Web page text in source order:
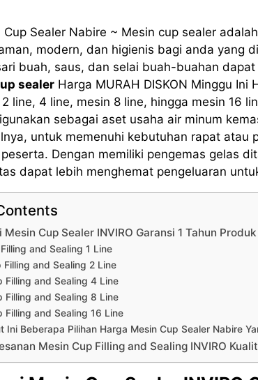
Cup Sealer Nabire ~ Mesin cup sealer
modern, dan higienis bagi anda yang
buah, saus, dan selai buah-buahan
sealer Harga MURAH DISKON Minggu
2 line, 4 line, mesin 8 line, hingga mesin 16
sebagai aset usaha air minum
untuk memenuhi kebutuhan rapat
Dengan memiliki pengemas gelas
dapat lebih menghemat pengeluaran
Cup Sealer INVIRO Garansi 1 Tahun Produk
and Sealing 1 Line
Filling and Sealing 2 Line
Filling and Sealing 4 Line
Filling and Sealing 8 Line
Filling and Sealing 16 Line
Ini Beberapa Pilihan Harga Mesin Cup Sealer Nabire
Mesin Cup Filling and Sealing INVIRO